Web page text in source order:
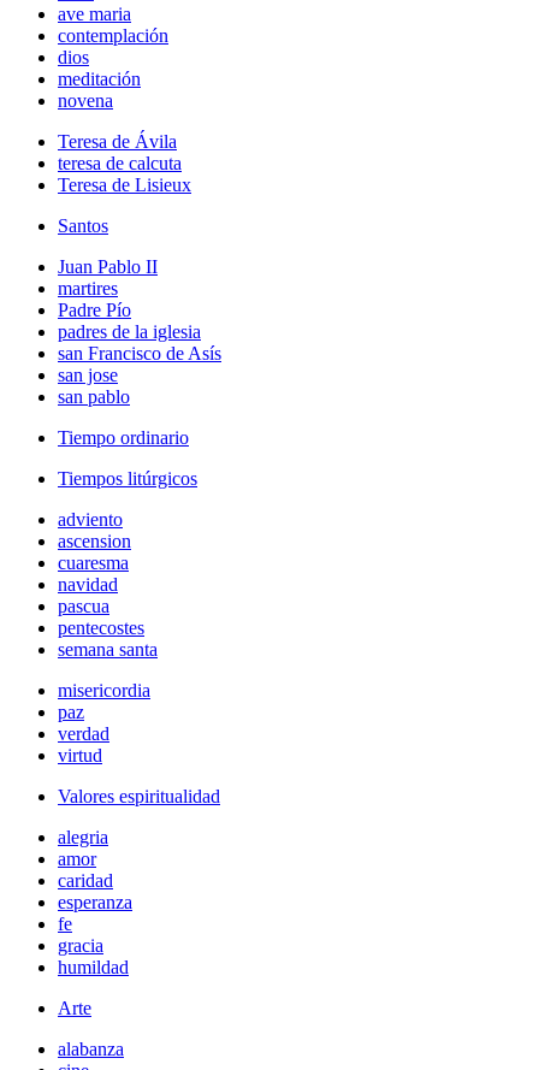
ave maria
contemplación
dios
meditación
novena
Teresa de Ávila
teresa de calcuta
Teresa de Lisieux
Santos
Juan Pablo II
martires
Padre Pío
padres de la iglesia
san Francisco de Asís
san jose
san pablo
Tiempo ordinario
Tiempos litúrgicos
adviento
ascension
cuaresma
navidad
pascua
pentecostes
semana santa
misericordia
paz
verdad
virtud
Valores espiritualidad
alegria
amor
caridad
esperanza
fe
gracia
humildad
Arte
alabanza